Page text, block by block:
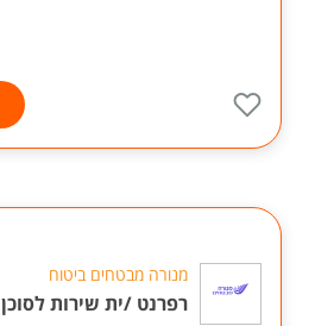
מנורה מבטחים ביטוח
רפרנט /ית שירות לסוכן